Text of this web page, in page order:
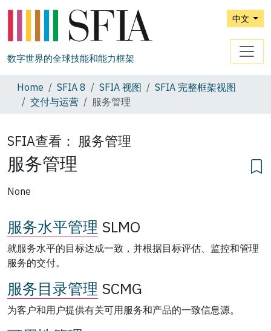
中文
数字世界的全球技能和能力框架
Home SFIA 8 SFIA 视图
SFIA 完整框架视图
交付与运营
服务管理
SFIA查看： 服务管理
服务管理
None
服务水平管理 SLMO
就服务水平的目标达成一致，并根据目标评估、监控和管理
服务的交付。
服务目录管理 SCMG
为客户和用户提供有关可用服务和产品的一致信息源。